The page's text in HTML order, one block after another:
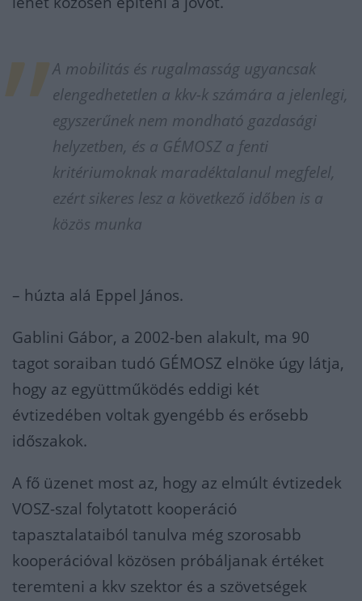
A mobilitás és rugalmasság ugyancsak
elengedhetetlen a kkv-k számára a jelenlegi,
egyszerűnek nem mondható gazdasági
helyzetben, és a GÉMOSZ a fenti
kritériumoknak maradéktalanul megfelel,
ezért sikeres lesz a következő időben is a
közös munka
– húzta alá Eppel János.
Gablini Gábor, a 2002-ben alakult, ma 90
tagot soraiban tudó GÉMOSZ elnöke úgy látja,
hogy az együttműködés eddigi két
évtizedében voltak gyengébb és erősebb
időszakok.
A fő üzenet most az, hogy az elmúlt évtizedek
VOSZ-szal folytatott kooperáció
tapasztalataiból tanulva még szorosabb
kooperációval közösen próbáljanak értéket
teremteni a kkv szektor és a szövetségek